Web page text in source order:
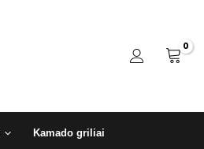
Kamado griliai